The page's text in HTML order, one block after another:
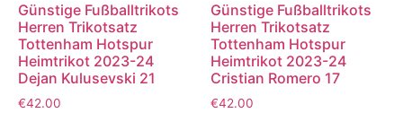
Günstige Fußballtrikots
Herren Trikotsatz
Tottenham Hotspur
Heimtrikot 2023-24
Dejan Kulusevski 21
€42.00
Günstige Fußballtrikots
Herren Trikotsatz
Tottenham Hotspur
Heimtrikot 2023-24
Cristian Romero 17
€42.00